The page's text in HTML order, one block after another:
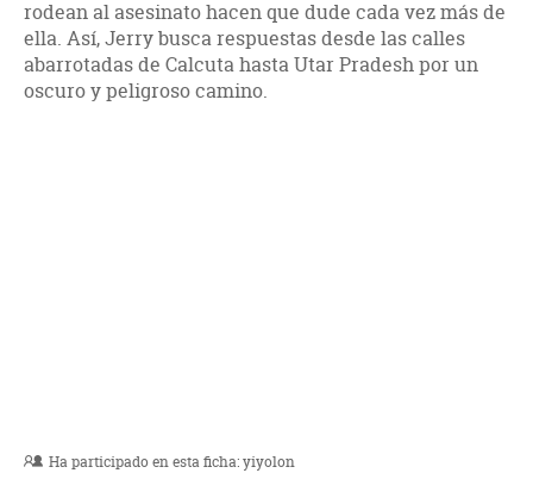
rodean al asesinato hacen que dude cada vez más de
ella. Así, Jerry busca respuestas desde las calles
abarrotadas de Calcuta hasta Utar Pradesh por un
oscuro y peligroso camino.
Ha participado en esta ficha:yiyolon